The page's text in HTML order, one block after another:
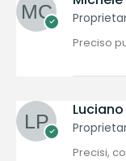
Preciso
Precisi,